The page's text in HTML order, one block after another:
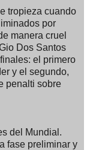
tropieza cuando
por
manera cruel
Dos Santos
el primero
y el segundo,
penalti sobre
del Mundial.
fase preliminar y